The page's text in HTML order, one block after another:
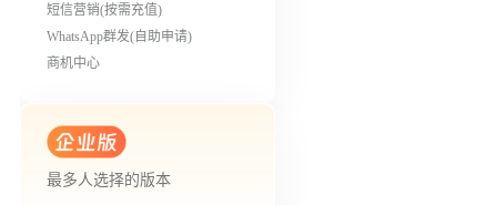
短信营销(按需充值)
WhatsApp群发(自助申请)
商机中心
最多人选择的版本